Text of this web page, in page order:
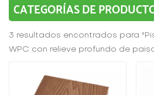
CATEGORÍAS DE
3 resultados encontrados para
WPC con relieve profundo de